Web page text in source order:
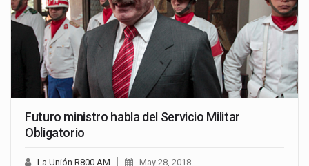
Futuro ministro habla del Servicio Militar
Obligatorio
La Unión R800 AM May 28, 2018